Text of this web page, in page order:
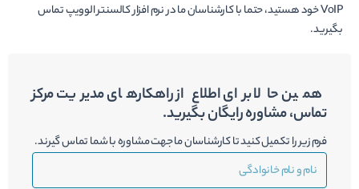
VoIP خود هستید، حتما با کارشناسان ما در نرم افزار کالسنتر الوویپ تماس
بگیرید.
همین حالا برای اطلاع از راهکارهای مدیریت مرکز
تماس، مشاوره رایگان بگیرید.
فرم زیر را تکمیل کنید تا کارشناسان ما جهت مشاوره با شما تماس گیرند.
نام